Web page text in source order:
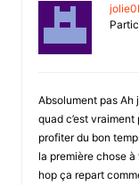
Absolument pas Ah
quad c’est
profiter du bon
la première chose
hop ça repart